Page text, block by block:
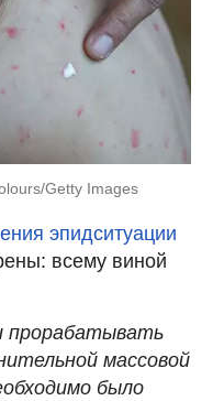
Getty Images
эпидситуации
всему виной
прорабатывать
массовой
было